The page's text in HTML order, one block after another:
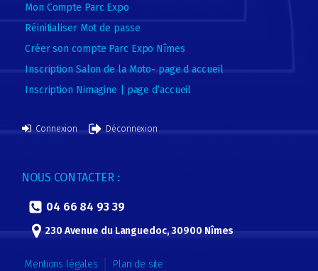
Mon Compte Parc Expo
Réinitialiser Mot de passe
Créer son compte Parc Expo Nîmes
Inscription Salon de la Moto- page d accueil
Inscription Nimagine | page d’accueil
Connexion Déconnexion
NOUS CONTACTER :
04 66 84 93 39
230 Avenue du Languedoc, 30900 Nîmes
Mentions légales Plan de site